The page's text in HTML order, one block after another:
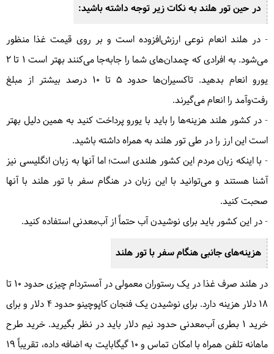
در حین تور هلند به نکات زیر توجه داشته باشید:
- در هلند انعام نوعی ارزش‌افزوده است و بر روی قیمت غذا منظور
می‌شود. به افرادی که چمدان‌های شما را جابه‌جا می‌کنند بهتر است ۱ تا ۲
یورو انعام بدهید. تاکسیران‌ها حدود ۵ تا ۱۰ درصد بیشتر از مبلغ
رفت‌وآمد را انعام می‌گیرند.
- در کشور هلند هزینه‌ها را باید با یورو پرداخت کنید به همین دلیل بهتر
است این ارز را در طی تور هلند به همراه داشته باشید.
- با اینکه زبان مردم این کشور هلندی است؛ اما آنها به زبان انگلیسی نیز
آشنا هستند و می‌توانید با این زبان در هنگام سفر با تور هلند با آنها
صحبت کنید.
- در این کشور باید برای نوشیدن آب حتماً از آب‌معدنی استفاده کنید.
هزینه‌های جانبی هنگام سفر با تور هلند
در هلند صرف غذا در یک رستوران معمولی در آمستردام چیزی حدود ۱۰ تا
۱۸ دلار هزینه دارد. برای نوشیدن یک فنجان کاپوچینو حدود ۴ دلار و برای
خرید ۱ بطری آب‌معدنی حدود نیم دلار باید در نظر بگیرید. خرید طرح
ماهانه تلفن همراه با امکان تماس و 10 گیگابایت به اضافه داده، تقریباً ۱۹